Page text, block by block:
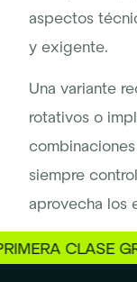
aspectos
y exigente.
Una variante
rotativos o
siempre
aprovecha los
CLASE